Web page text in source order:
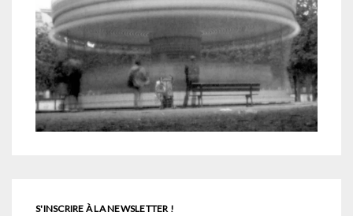
S'INSCRIRE À LA NEWSLETTER !